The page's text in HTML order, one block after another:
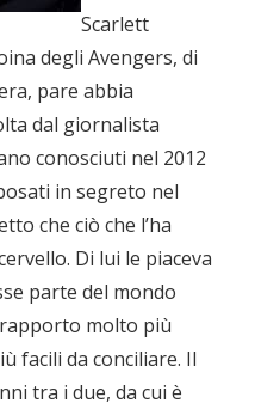
Scarlett
degli Avengers, di
pare abbia
dal giornalista
conosciuti nel 2012
in segreto nel
che ciò che l’ha
Di lui le piaceva
parte del mondo
molto più
facili da conciliare. Il
tra i due, da cui è